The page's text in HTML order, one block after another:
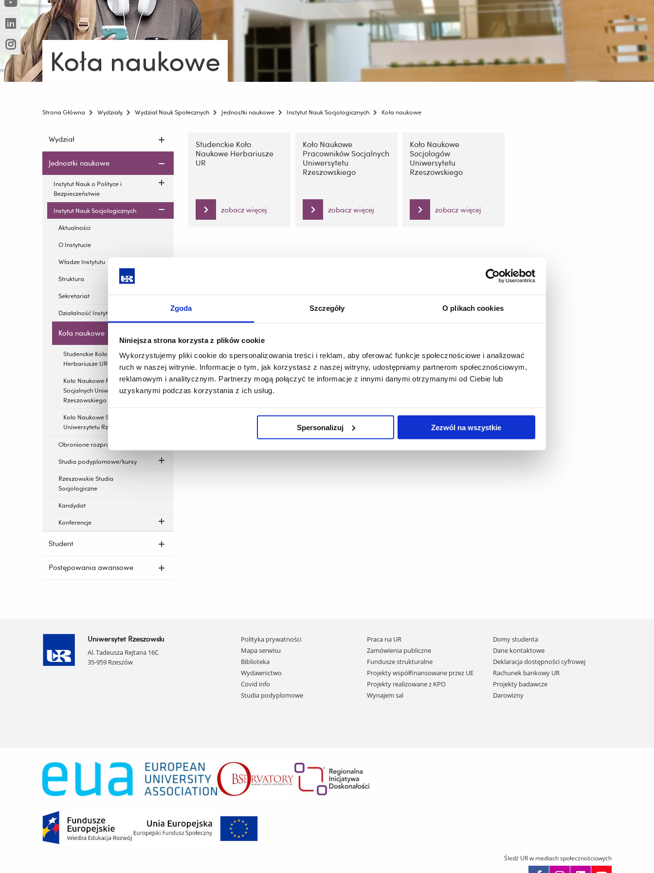
Zgoda Szczegóły O plikach cookies
Niniejsza strona korzysta z plików cookie
Wykorzystujemy pliki cookie do spersonalizowania treści i reklam, aby oferować funkcje społecznościowe i analizować
ruch w naszej witrynie. Informacje o tym, jak korzystasz z naszej witryny, udostępniamy partnerom społecznościowym,
reklamowym i analitycznym. Partnerzy mogą połączyć te informacje z innymi danymi otrzymanymi od Ciebie lub
uzyskanymi podczas korzystania z ich usług.
Spersonalizuj Zezwól na wszystkie
innej
strony)
(Nowe
okno)
(Link
do
innej
strony)
(Nowe
okno)
(Link
do
innej
strony)
(Nowe
okno)
(Link
do
innej
strony)
Koła naukowe
Strona Główna Wydziały Wydział Nauk Społecznych Jednostki naukowe Instytut Nauk Socjologicznych Koła naukowe
Pomiń
i
przejdź
do
treści
Wydział
Jednostki naukowe
Instytut Nauk o Polityce i
Bezpieczeństwie
Instytut Nauk Socjologicznych
Aktualności
O Instytucie
Władze Instytutu
Struktura
Sekretariat
Działalność Instytutu
Koła naukowe
Studenckie Koło Naukowe
Herbariusze UR
Koło Naukowe Pracowników
Socjalnych Uniwersytetu
Rzeszowskiego
Koło Naukowe Socjologów
Uniwersytetu Rzeszowskiego
Obronione rozprawy doktorskie
Studia podyplomowe/kursy
Rzeszowskie Studia
Socjologiczne
Kandydat
Konferencje
Student
Postępowania awansowe
nawigację
przejdź
Studenckie Koło
Naukowe Herbariusze
UR
zobacz więcej
Koło Naukowe
Pracowników Socjalnych
Uniwersytetu
Rzeszowskiego
zobacz więcej
Koło Naukowe
Socjologów
Uniwersytetu
Rzeszowskiego
zobacz więcej
Uniwersytet Rzeszowski
Al. Tadeusza Rejtana 16C
35-959 Rzeszów
Pomiń
nawigację
i
przejdź
do
treści
Polityka prywatności
Mapa serwisu
Biblioteka
Wydawnictwo
Covid info
Studia podyplomowe
Praca na UR
Zamówienia publiczne
Fundusze strukturalne
Projekty współfinansowane przez UE
Projekty realizowane z KPO
Wynajem sal
Domy studenta
Dane kontaktowe
Deklaracja dostępności cyfrowej
Rachunek bankowy UR
Projekty badawcze
Darowizny
Śledź UR w mediach społecznościowych